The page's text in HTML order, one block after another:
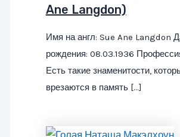
Ane Langdon)
Имя на англ: Sue Ane Langdon
рождения: 08.03.1936
Есть такие знаменитости,
врезаются в память […]